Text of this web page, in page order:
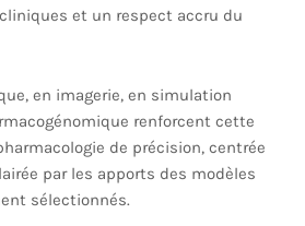
et un respect accru du
en imagerie, en simulation
renforcent cette
de précision, centrée
par les apports des modèles
sélectionnés.